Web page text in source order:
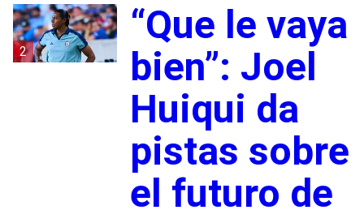
2
“Que le vaya
bien”: Joel
Huiqui da
pistas sobre
el futuro de